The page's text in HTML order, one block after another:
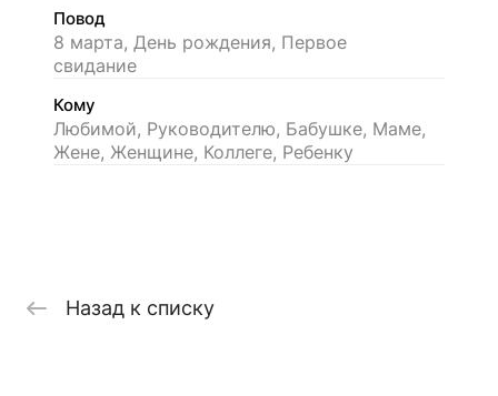
Повод
8 марта, День рождения, Первое
свидание
Кому
Любимой, Руководителю, Бабушке, Маме,
Жене, Женщине, Коллеге, Ребенку
Назад к списку